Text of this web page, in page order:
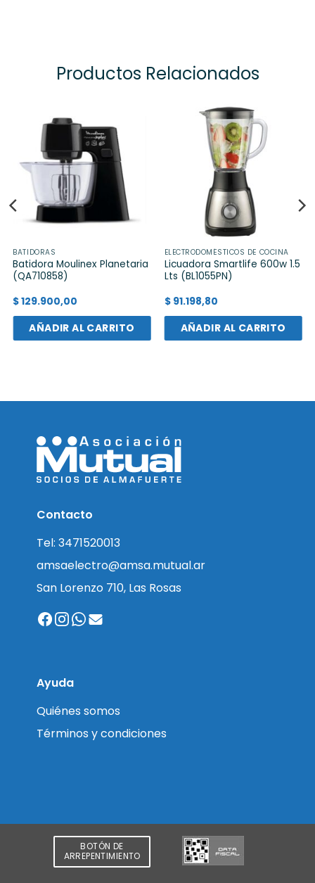
Productos Relacionados
BATIDORAS
Batidora Moulinex Planetaria
(QA710858)
$129.900,00
AÑADIR AL CARRITO
ELECTRODOMÉSTICOS DE COCINA
Licuadora Smartlife 600w 1.5
Lts (BL1055PN)
$91.198,80
AÑADIR AL CARRITO
Contacto
Tel: 3471520013
amsaelectro@amsa.mutual.ar
San Lorenzo 710, Las Rosas
Ayuda
Quiénes somos
Términos y condiciones
BOTÓN DE
ARREPENTIMIENTO